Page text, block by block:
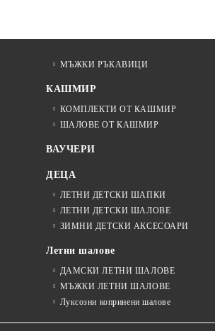
МЪЖКИ РЪКАВИЦИ
КАШМИР
КОМПЛЕКТИ ОТ КАШМИР
ШАЛОВЕ ОТ КАШМИР
ВАУЧЕРИ
ДЕЦА
ЛЕТНИ ДЕТСКИ ШАПКИ
ЛЕТНИ ДЕТСКИ ШАЛОВЕ
ЗИМНИ ДЕТСКИ АКСЕСОАРИ
Летни шалове
ДАМСКИ ЛЕТНИ ШАЛОВЕ
МЪЖКИ ЛЕТНИ ШАЛОВЕ
Луксозни копринени шалове